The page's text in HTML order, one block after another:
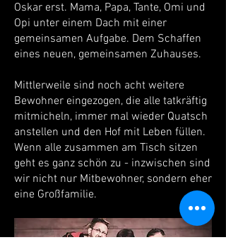
Oskar erst. Mama, Papa, Tante, Omi und
Opi unter einem Dach mit einer
gemeinsamen Aufgabe. Dem Schaffen
eines neuen, gemeinsamen Zuhauses.
Mittlerweile sind noch acht weitere
Bewohner eingezogen, die alle tatkräftig
mitmicheln, immer mal wieder Quatsch
anstellen und den Hof mit Leben füllen.
Wenn alle zusammen am Tisch sitzen
geht es ganz schön zu - inzwischen sind
wir nicht nur Mitbewohner, sondern eher
eine Großfamilie.